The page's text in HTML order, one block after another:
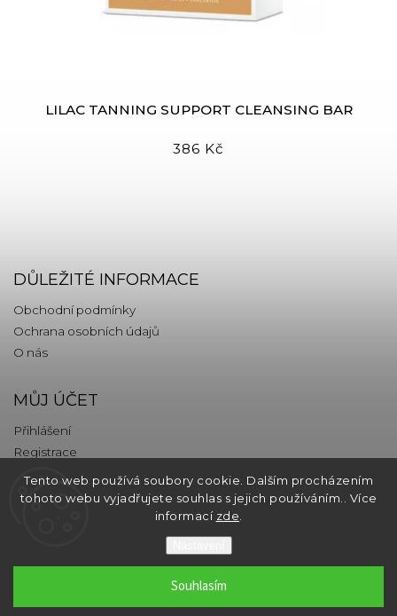
Tento web používá soubory cookie. Dalším procházením
tohoto webu vyjadřujete souhlas s jejich používáním.. Více
informací zde
Souhlasím
LILAC TANNING SUPPORT CLEANSING BAR
386 Kč
DŮLEŽITÉ INFORMACE
Obchodní podmínky
Ochrana osobních údajů
O nás
MŮJ ÚČET
Přihlášení
Registrace
KONTAKT
thebrands.com. Všechna práva vyhrazena.